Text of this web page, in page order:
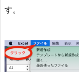
す。